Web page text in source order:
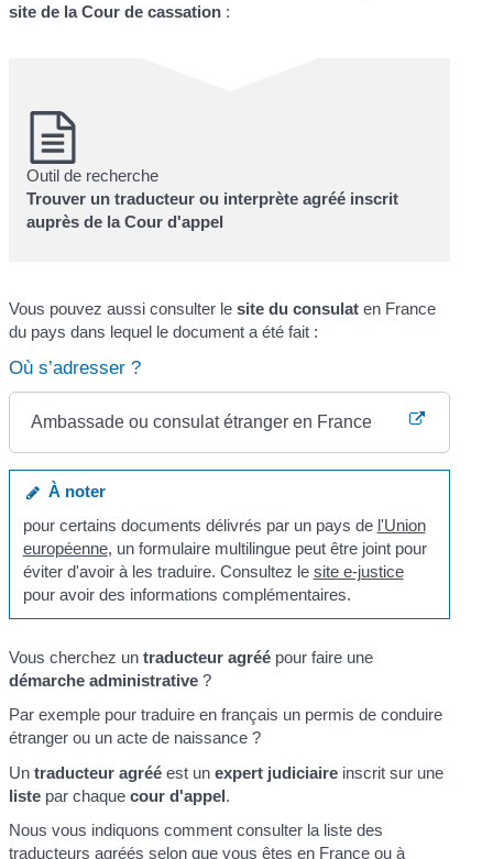
site de la Cour de cassation :
Outil de recherche
Trouver un traducteur ou interprète agréé inscrit
auprès de la Cour d'appel
Vous pouvez aussi consulter lesite du consulat en France
du pays dans lequel le document a été fait :
Où s’adresser ?
Ambassade ou consulat étranger en France
À noter
pour certains documents délivrés par un pays de l'Union
européenne, un formulaire multilingue peut être joint pour
éviter d'avoir à les traduire. Consultez le site e-justice
pour avoir des informations complémentaires.
Vous cherchez untraducteur agréé pour faire une
démarche administrative ?
Par exemple pour traduire en français un permis de conduire
étranger ou un acte de naissance ?
Untraducteur agréé est unexpert judiciaire inscrit sur une
liste par chaquecour d'appel.
Nous vous indiquons comment consulter la liste des
traducteurs agréés selon que vous êtes en France ou à